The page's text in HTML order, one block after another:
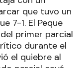
que tuvo un
7-1. El Peque
primer parcial
durante el
el quiebre al